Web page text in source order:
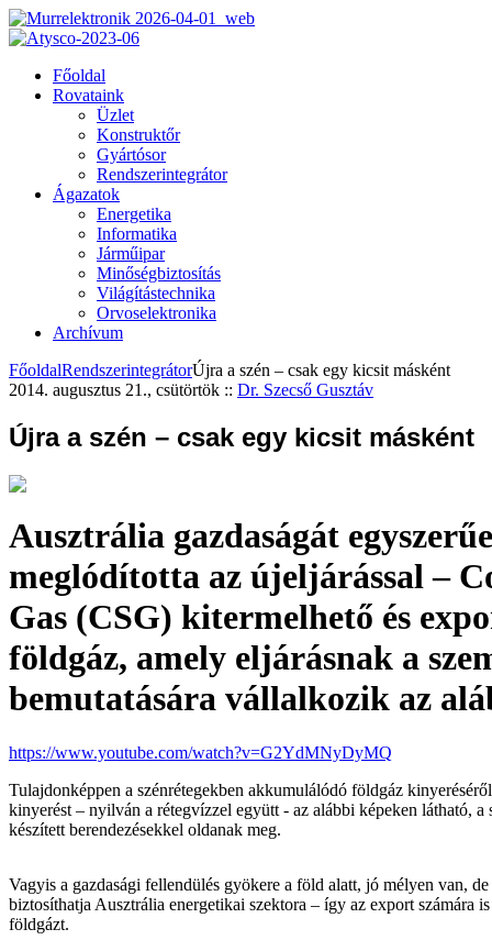
Főoldal
Rovataink
Üzlet
Konstruktőr
Gyártósor
Rendszerintegrátor
Ágazatok
Energetika
Informatika
Járműipar
Minőségbiztosítás
Világítástechnika
Orvoselektronika
Archívum
FőoldalRendszerintegrátorÚjra a szén – csak egy kicsit másként
2014. augusztus 21., csütörtök :: Dr. Szecső Gusztáv
Újra a szén – csak egy kicsit másként
Ausztrália gazdaságát
meglódította az újeljárással –
Gas (CSG) kitermelhető és
földgáz, amely eljárásnak a
bemutatására vállalkozik az
https://www.youtube.com/watch?v=G2YdMNyDyMQ
Tulajdonképpen a szénrétegekben akkumulálódó földgáz
kinyerést – nyilván a rétegvízzel együtt - az alábbi képeken látható, a
készített berendezésekkel oldanak meg.
Vagyis a gazdasági fellendülés gyökere a föld alatt, jó mélyen van,
biztosíthatja Ausztrália energetikai szektora – így az export számára
földgázt.